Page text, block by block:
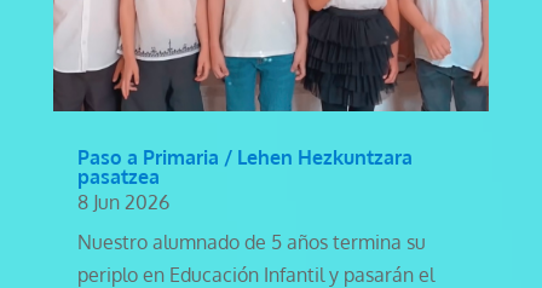
Paso a Primaria / Lehen Hezkuntzara
pasatzea
8 Jun 2026
Nuestro alumnado de 5 años termina su
periplo en Educación Infantil y pasarán el